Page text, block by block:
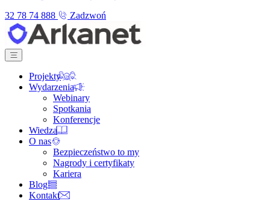
32 78 74 888
Zadzwoń
Projekty
Wydarzenia
Webinary
Spotkania
Konferencje
Wiedza
O nas
Bezpieczeństwo to my
Nagrody i certyfikaty
Kariera
Blog
Kontakt